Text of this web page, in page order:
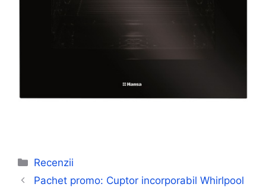
Categorii
Recenzii
Pachet promo: Cuptor incorporabil Whirlpool